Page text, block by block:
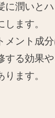
に潤いと
ます。
メント成
する効果
ります。